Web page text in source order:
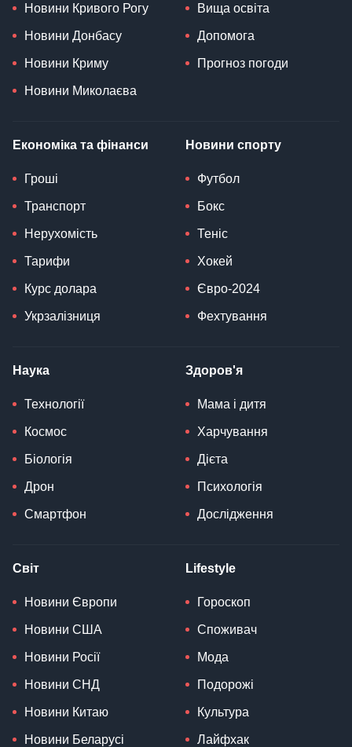
Новини Кривого Рогу
Новини Донбасу
Новини Криму
Новини Миколаєва
Вища освіта
Допомога
Прогноз погоди
Економіка та фінанси
Гроші
Транспорт
Нерухомість
Тарифи
Курс долара
Укрзалізниця
Новини спорту
Футбол
Бокс
Теніс
Хокей
Євро-2024
Фехтування
Наука
Технології
Космос
Біологія
Дрон
Смартфон
Здоров'я
Мама і дитя
Харчування
Дієта
Психологія
Дослідження
Світ
Новини Європи
Новини США
Новини Росії
Новини СНД
Новини Китаю
Новини Беларусі
Lifestyle
Гороскоп
Споживач
Мода
Подорожі
Культура
Лайфхак